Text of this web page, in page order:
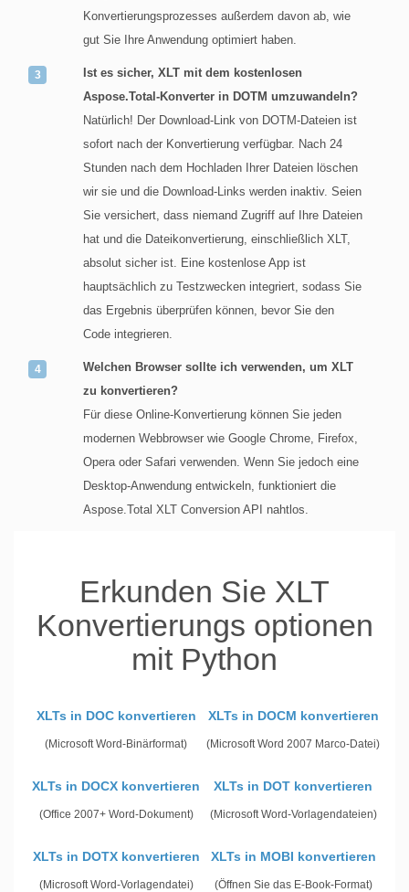
Konvertierungsprozesses außerdem davon ab, wie
gut Sie Ihre Anwendung optimiert haben.
Ist es sicher, XLT mit dem kostenlosen
Aspose.Total-Konverter in DOTM umzuwandeln?
Natürlich! Der Download-Link von DOTM-Dateien ist
sofort nach der Konvertierung verfügbar. Nach 24
Stunden nach dem Hochladen Ihrer Dateien löschen
wir sie und die Download-Links werden inaktiv. Seien
Sie versichert, dass niemand Zugriff auf Ihre Dateien
hat und die Dateikonvertierung, einschließlich XLT,
absolut sicher ist. Eine kostenlose App ist
hauptsächlich zu Testzwecken integriert, sodass Sie
das Ergebnis überprüfen können, bevor Sie den
Code integrieren.
Welchen Browser sollte ich verwenden, um XLT
zu konvertieren?
Für diese Online-Konvertierung können Sie jeden
modernen Webbrowser wie Google Chrome, Firefox,
Opera oder Safari verwenden. Wenn Sie jedoch eine
Desktop-Anwendung entwickeln, funktioniert die
Aspose.Total XLT Conversion API nahtlos.
Erkunden Sie XLT
Konvertierungs optionen
mit Python
XLTs in DOC konvertieren
(Microsoft Word-Binärformat)
XLTs in DOCM konvertieren
(Microsoft Word 2007 Marco-Datei)
XLTs in DOCX konvertieren
(Office 2007+ Word-Dokument)
XLTs in DOT konvertieren
(Microsoft Word-Vorlagendateien)
XLTs in DOTX konvertieren
(Microsoft Word-Vorlagendatei)
XLTs in MOBI konvertieren
(Öffnen Sie das E-Book-Format)